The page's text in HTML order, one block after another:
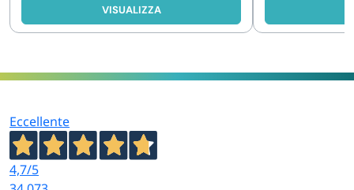
VISUALIZZA
Eccellente
4,7/5